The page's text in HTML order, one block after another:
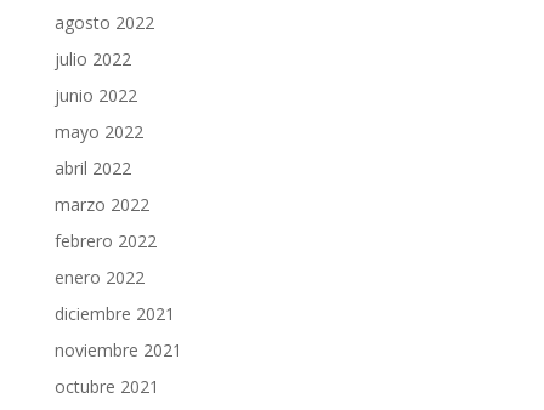
agosto 2022
julio 2022
junio 2022
mayo 2022
abril 2022
marzo 2022
febrero 2022
enero 2022
diciembre 2021
noviembre 2021
octubre 2021